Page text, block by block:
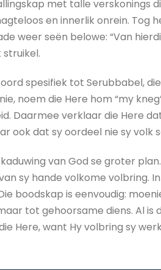
met talle verskonings
en innerlik onrein. Tog
weer seën belowe: “Van
spesifiek tot Serubbabel,
noem die Here hom “my
Daarmee verklaar die Here
ook dat sy oordeel nie sy volk
van God se groter
sy hande volkome volbring.
boodskap is eenvoudig:
tot gehoorsame diens. Al
Here, want Hy volbring sy